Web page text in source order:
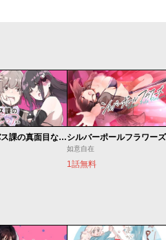
サキュバス課の真面目なピュアさんシルバーポールフラワーズ
如意自在
1話無料